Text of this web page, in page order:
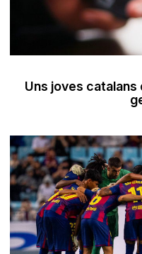
Uns joves